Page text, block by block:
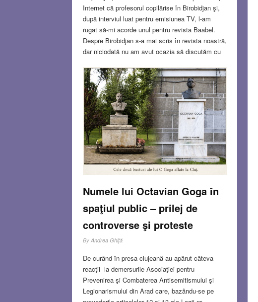
Internet că profesorul copilărise în Birobidjan şi,
după interviul luat pentru emisiunea TV, l-am
rugat să-mi acorde unul pentru revista Baabel.
Despre Birobidjan s-a mai scris în revista noastră,
dar niciodată nu am avut ocazia să discutăm cu
biblioteca Institutului de Studii Iudaice. Discuţia a
început, firesc, despre familie şi copilărie.
Read
more…
MAY 14, 2026 8 COMMENTS
Numele lui Octavian Goga în
spaţiul public – prilej de
controverse şi proteste
By Andrea Ghiţă
De curând în presa clujeană au apărut câteva
reacţii la demersurile Asociaţiei pentru
Prevenirea şi Combaterea Antisemitismului şi
Legionarismului din Arad care, bazându-se pe